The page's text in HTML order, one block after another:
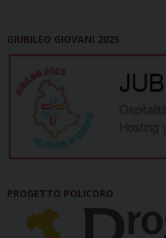
GIUBILEO GIOVANI 2025
PROGETTO POLICORO